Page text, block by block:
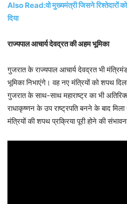
Also Read:वो मुख्यमंत्री जिसने रिश्तेदारों को
दिया
राज्यपाल आचार्य देवद्रत की अहम भूमिका
गुजरात के राज्यपाल आचार्य देवद्रत भी
भूमिका निभाएंगे। वह नए मंत्रियों को शपथ
गुजरात के साथ-साथ महाराष्ट्र का भी
राधाकृष्णन के उप राष्ट्रपति बनने के बाद
मंत्रियों की शपथ प्रक्रिया पूरी होने की